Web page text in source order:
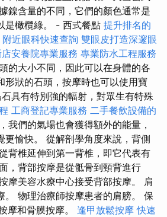
鎳含量的不同，它們的顏色通常是
是橄欖綠。 - 西式餐點 提升排名的
附近眼科快速查詢 雙眼皮打造深邃眼
店安養院專業服務 專業防水工程服務
的大小不同，因此可以在身體的各
形狀的石頭，按摩時也可以使用寶
具有特別強的輻射，對眾生有特殊
工商登記專業服務 二手餐飲設備的
我們的氣場也會獲得額外的能量，
更愉快。 從解剖學角度來說，背側
背椎延伸到第一背椎，即它代表有
，背部按摩是從骶骨到頸背進行
摩美容水療中心接受背部按摩。 肩
。 物理治療師按摩患者的肩膀。 保
摩和骨膜按摩。 逢甲放鬆按摩快速